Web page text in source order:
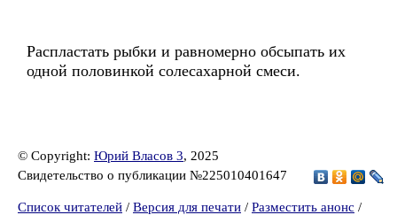
Распластать рыбки и равномерно обсыпать их
одной половинкой солесахарной смеси.
© Copyright: Юрий Власов 3, 2025
Свидетельство о публикации №225010401647
Список читателей / Версия для печати / Разместить анонс /